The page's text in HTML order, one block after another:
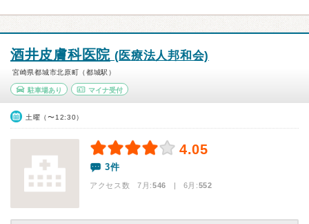
酒井皮膚科医院(医療法人邦和会)
宮崎県都城市北原町（都城駅）
駐車場あり マイナ受付
土曜（〜12:30）
4.05
3件
アクセス数 7月:546 | 6月:552